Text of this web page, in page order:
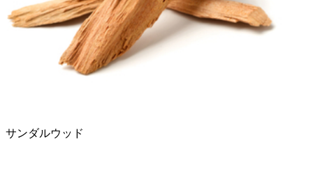
サンダルウッド